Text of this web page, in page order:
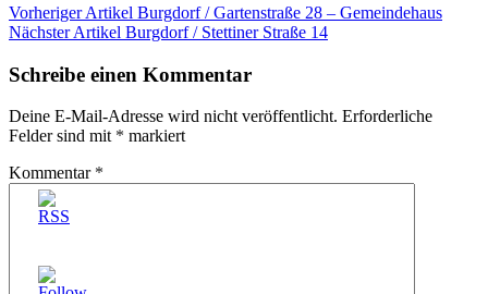
Beitragsnavigation
Vorheriger Artikel Burgdorf / Gartenstraße 28 – Gemeindehaus
Nächster Artikel Burgdorf / Stettiner Straße 14
Schreibe einen Kommentar
Deine E-Mail-Adresse wird nicht veröffentlicht. Erforderliche
Felder sind mit * markiert
Kommentar *